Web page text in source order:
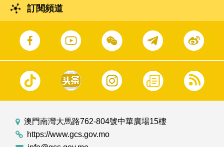
訂閱頻道
澳門南灣大馬路762-804號中華廣場15樓
https://www.gcs.gov.mo